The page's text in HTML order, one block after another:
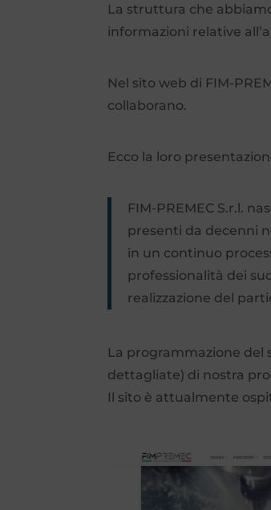
La struttura che
informazioni relative
Nel sito web di FIM-
collaborano.
Ecco la loro
FIM-PREMEC S.r.l.
presenti da decenni
in un continuo
professionalità dei
realizzazione del
La programmazione del
dettagliate) di nostra
Il sito è attualmente